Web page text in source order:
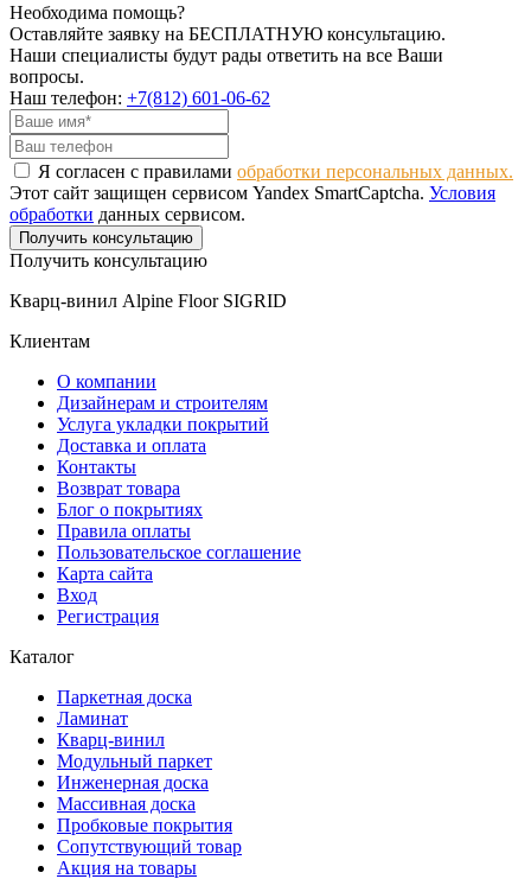
Необходима помощь?
Оставляйте заявку на БЕСПЛАТНУЮ консультацию.
Наши специалисты будут рады ответить на все Ваши
вопросы.
Наш телефон: +7(812) 601-06-62
Я согласен с правилами обработки персональных данных.
Этот сайт защищен сервисом Yandex SmartCaptcha. Условия
обработки данных сервисом.
Получить консультацию
Получить консультацию
Кварц-винил Alpine Floor SIGRID
Клиентам
О компании
Дизайнерам и строителям
Услуга укладки покрытий
Доставка и оплата
Контакты
Возврат товара
Блог о покрытиях
Правила оплаты
Пользовательское соглашение
Карта сайта
Вход
Регистрация
Каталог
Паркетная доска
Ламинат
Кварц-винил
Модульный паркет
Инженерная доска
Массивная доска
Пробковые покрытия
Сопутствующий товар
Акция на товары